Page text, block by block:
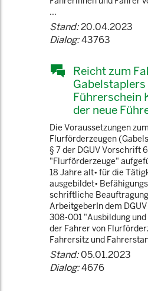
...
Stand:20.04.2023
Dialog:43763
Reicht zum
Führerschein
der neue
Die Voraussetzungen
Flurförderzeugen
§ 7 der DGUV Vorschrift
"Flurförderzeuge"
18 Jahre alt• für die
ausgebildet•
schriftliche
ArbeitgeberIn dem
308-001 "Ausbildung
der Fahrer von
Fahrersitz und
Stand:05.01.2023
Dialog:4676